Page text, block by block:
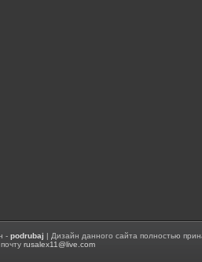
- podrubaj | Дизайн данного сайта полностью
rusalex11@live.com